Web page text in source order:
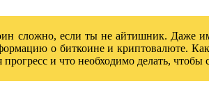
сложно, если ты не айтишник. Даже
о биткоине и криптовалюте. Как
и что необходимо делать, чтобы